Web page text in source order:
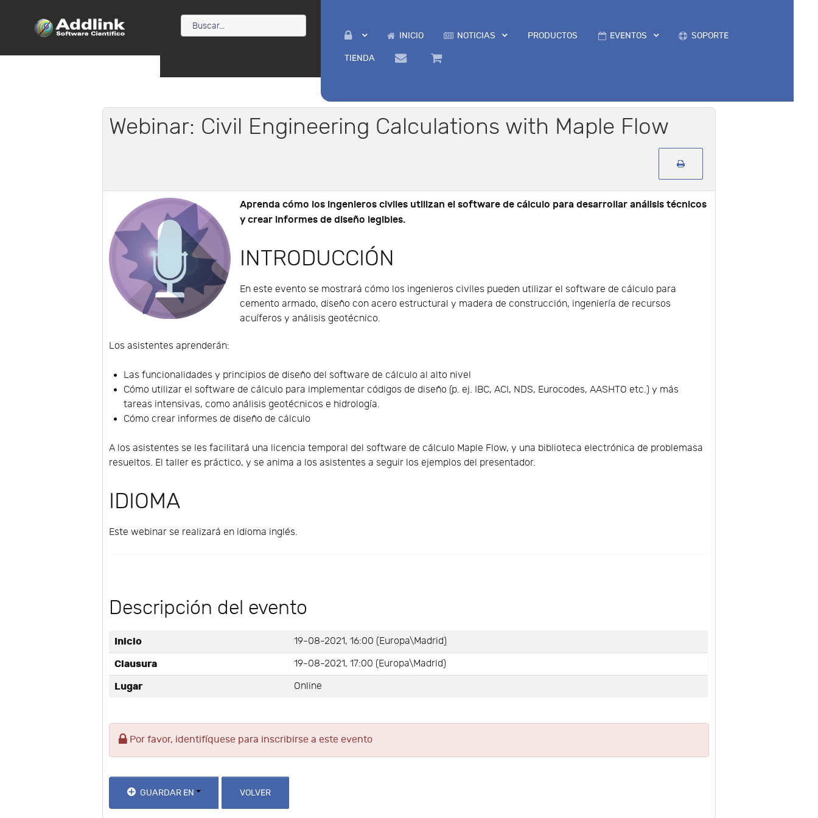
INICIO NOTICIAS PRODUCTOS EVENTOS SOPORTE
TIENDA
Webinar: Civil Engineering Calculations with Maple Flow
Aprenda cómo los ingenieros civiles utilizan el software de cálculo para desarrollar análisis técnicos
y crear informes de diseño legibles.
INTRODUCCIÓN
En este evento se mostrará cómo los ingenieros civiles pueden utilizar el software de cálculo para
cemento armado, diseño con acero estructural y madera de construcción, ingeniería de recursos
acuíferos y análisis geotécnico.
Los asistentes aprenderán:
Las funcionalidades y principios de diseño del software de cálculo al alto nivel
Cómo utilizar el software de cálculo para implementar códigos de diseño (p. ej. IBC, ACI, NDS, Eurocodes, AASHTO etc.) y más
tareas intensivas, como análisis geotécnicos e hidrología.
Cómo crear informes de diseño de cálculo
A los asistentes se les facilitará una licencia temporal del software de cálculo Maple Flow, y una biblioteca electrónica de problemasa
resueltos. El taller es práctico, y se anima a los asistentes a seguir los ejemplos del presentador.
IDIOMA
Este webinar se realizará en idioma inglés.
Descripción del evento
Inicio 19-08-2021, 16:00 (Europa\Madrid)
Clausura 19-08-2021, 17:00 (Europa\Madrid)
Lugar Online
Por favor, identifíquese para inscribirse a este evento
GUARDAR EN VOLVER